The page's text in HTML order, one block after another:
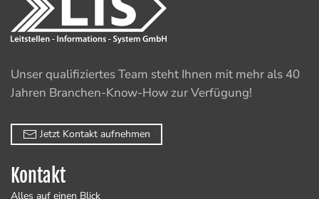
Unser qualifiziertes Team steht Ihnen mit mehr als 40
Jahren Branchen-Know-How zur Verfügung!
Jetzt Kontakt aufnehmen
Kontakt
Alles auf einen Blick